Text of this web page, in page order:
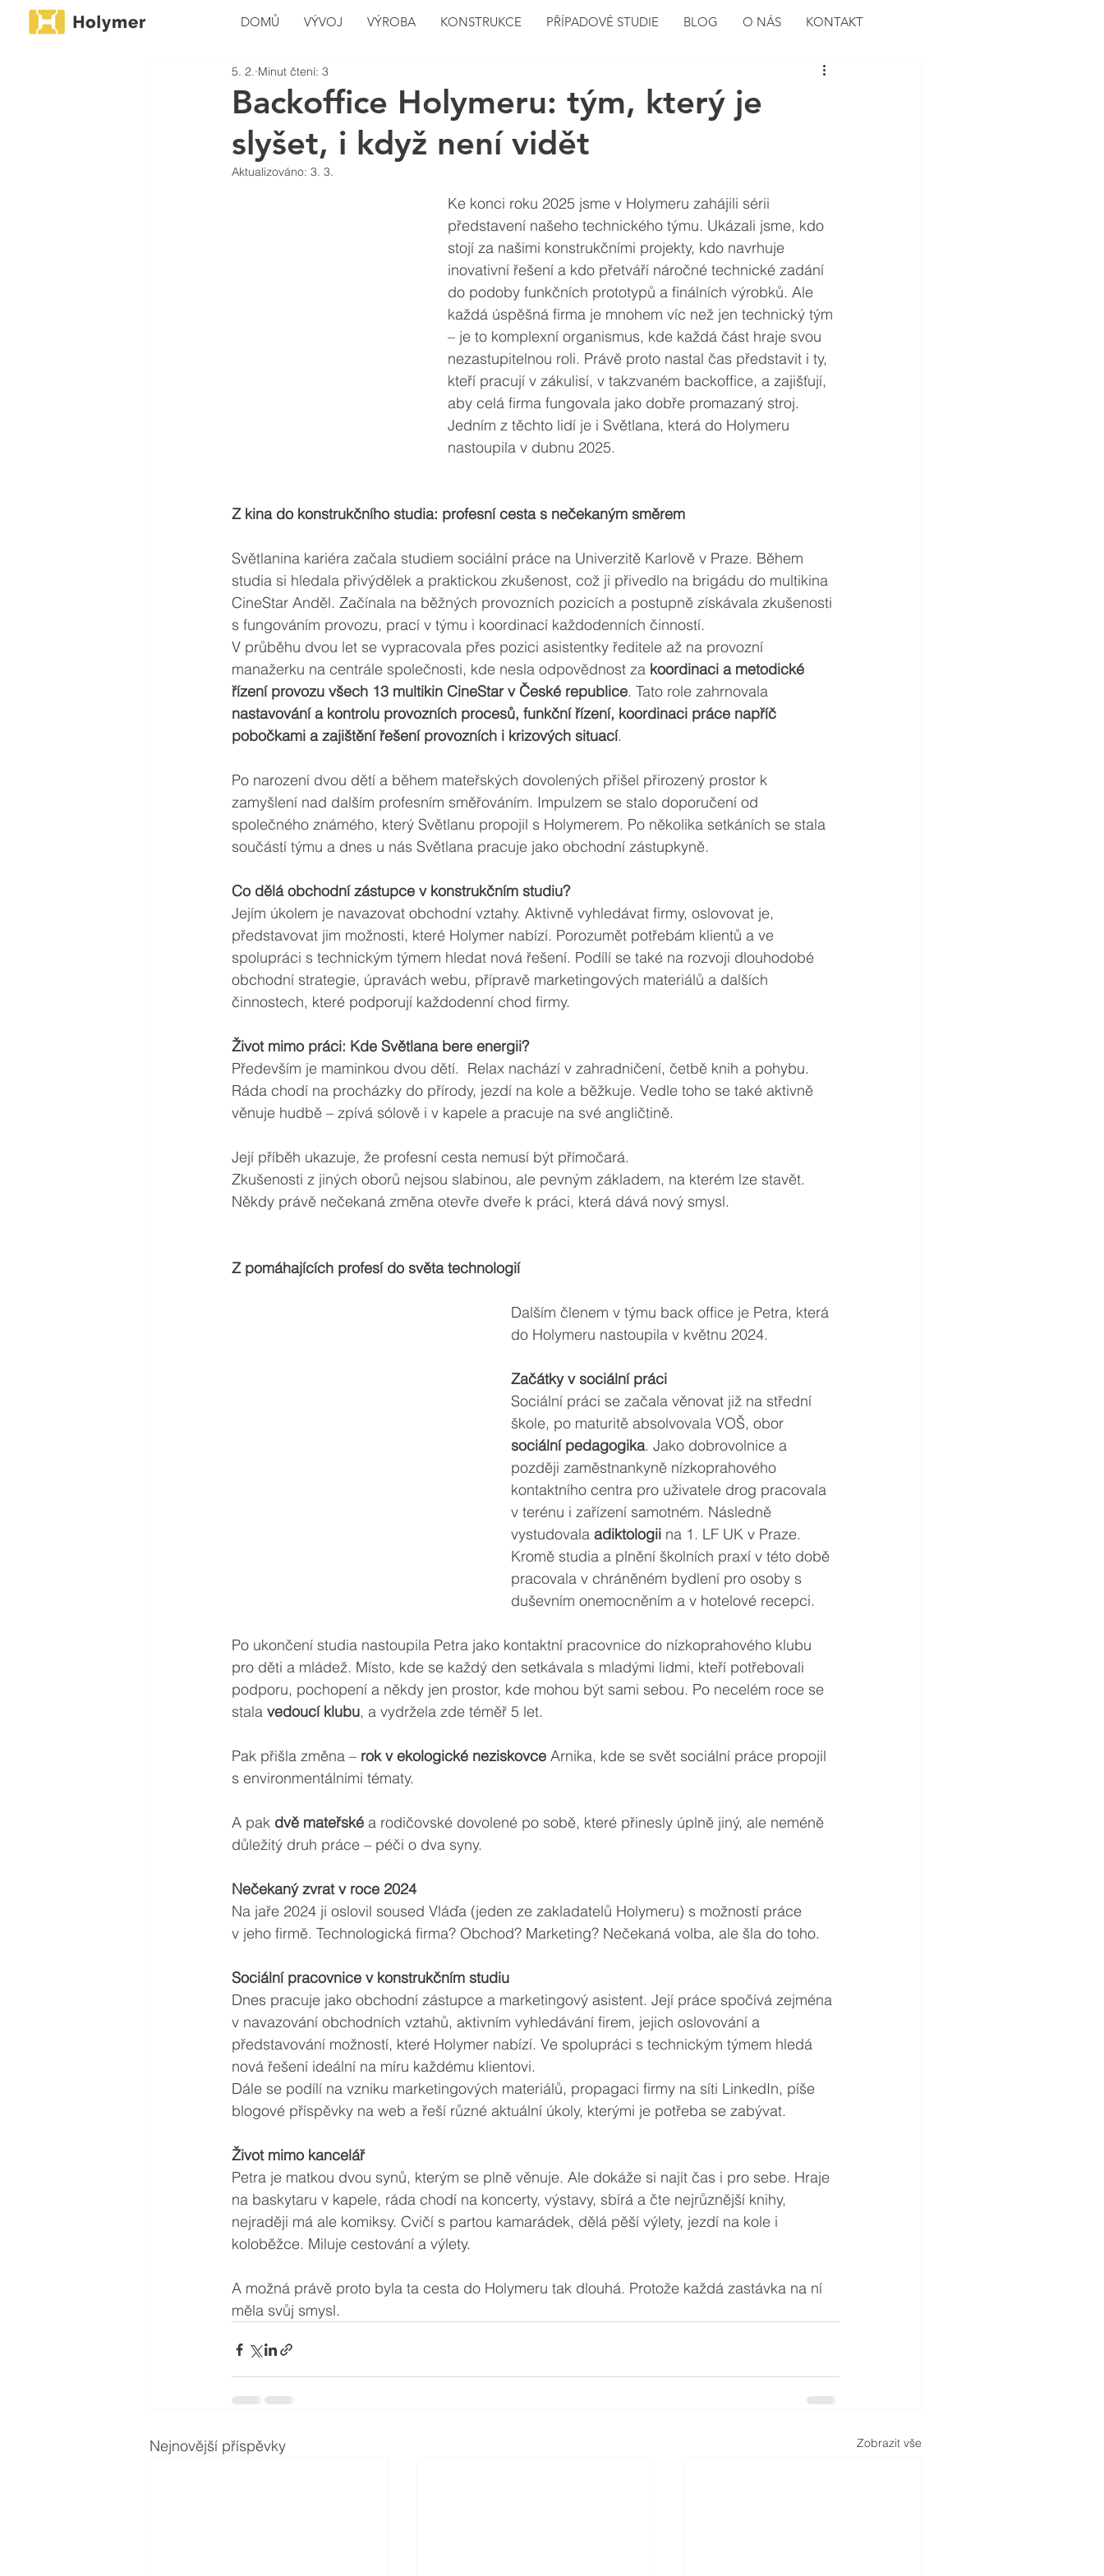
DOMŮ VÝVOJ VÝROBA KONSTRUKCE PŘÍPADOVÉ STUDIE BLOG O NÁS KONTAKT
Backoffice Holymeru: tým, který je
slyšet, i když není vidět
5. 2. Minut čtení: 3
Aktualizováno: 3. 3.
Ke konci roku 2025 jsme v Holymeru zahájili sérii
představení našeho technického týmu. Ukázali jsme, kdo
stojí za našimi konstrukčními projekty, kdo navrhuje
inovativní řešení a kdo přetváří náročné technické zadání
do podoby funkčních prototypů a finálních výrobků. Ale
každá úspěšná firma je mnohem víc než jen technický tým
– je to komplexní organismus, kde každá část hraje svou
nezastupitelnou roli. Právě proto nastal čas představit i ty,
kteří pracují v zákulisí, v takzvaném backoffice, a zajišťují,
aby celá firma fungovala jako dobře promazaný stroj.
Jedním z těchto lidí je i Světlana, která do Holymeru
nastoupila v dubnu 2025.
Z kina do konstrukčního studia: profesní cesta s nečekaným směrem
Světlanina kariéra začala studiem sociální práce na Univerzitě Karlově v Praze. Během
studia si hledala přivýdělek a praktickou zkušenost, což ji přivedlo na brigádu do multikina
CineStar Anděl. Začínala na běžných provozních pozicích a postupně získávala zkušenosti
s fungováním provozu, prací v týmu i koordinací každodenních činností.
V průběhu dvou let se vypracovala přes pozici asistentky ředitele až na provozní
manažerku na centrále společnosti, kde nesla odpovědnost za koordinaci a metodické
řízení provozu všech 13 multikin CineStar v České republice. Tato role zahrnovala
nastavování a kontrolu provozních procesů, funkční řízení, koordinaci práce napříč
pobočkami a zajištění řešení provozních i krizových situací.
Po narození dvou dětí a během mateřských dovolených přišel přirozený prostor k
zamyšlení nad dalším profesním směřováním. Impulzem se stalo doporučení od
společného známého, který Světlanu propojil s Holymerem. Po několika setkáních se stala
součástí týmu a dnes u nás Světlana pracuje jako obchodní zástupkyně.
Co dělá obchodní zástupce v konstrukčním studiu?
Jejím úkolem je navazovat obchodní vztahy. Aktivně vyhledávat firmy, oslovovat je,
představovat jim možnosti, které Holymer nabízí. Porozumět potřebám klientů a ve
spolupráci s technickým týmem hledat nová řešení. Podílí se také na rozvoji dlouhodobé
obchodní strategie, úpravách webu, přípravě marketingových materiálů a dalších
činnostech, které podporují každodenní chod firmy.
Život mimo práci: Kde Světlana bere energii?
Především je maminkou dvou dětí.  Relax nachází v zahradničení, četbě knih a pohybu.
Ráda chodí na procházky do přírody, jezdí na kole a běžkuje. Vedle toho se také aktivně
věnuje hudbě – zpívá sólově i v kapele a pracuje na své angličtině.
Její příběh ukazuje, že profesní cesta nemusí být přímočará.
Zkušenosti z jiných oborů nejsou slabinou, ale pevným základem, na kterém lze stavět.
Někdy právě nečekaná změna otevře dveře k práci, která dává nový smysl.
Z pomáhajících profesí do světa technologií
Dalším členem v týmu back office je Petra, která
do Holymeru nastoupila v květnu 2024.
Začátky v sociální práci
Sociální práci se začala věnovat již na střední
škole, po maturitě absolvovala VOŠ, obor
sociální pedagogika. Jako dobrovolnice a
později zaměstnankyně nízkoprahového
kontaktního centra pro uživatele drog pracovala
v terénu i zařízení samotném. Následně
vystudovala adiktologii na 1. LF UK v Praze.
Kromě studia a plnění školních praxí v této době
pracovala v chráněném bydlení pro osoby s
duševním onemocněním a v hotelové recepci.
Po ukončení studia nastoupila Petra jako kontaktní pracovnice do nízkoprahového klubu
pro děti a mládež. Místo, kde se každý den setkávala s mladými lidmi, kteří potřebovali
podporu, pochopení a někdy jen prostor, kde mohou být sami sebou. Po necelém roce se
stala vedoucí klubu, a vydržela zde téměř 5 let.
Pak přišla změna – rok v ekologické neziskovce Arnika, kde se svět sociální práce propojil
s environmentálními tématy.
A pak dvě mateřské a rodičovské dovolené po sobě, které přinesly úplně jiný, ale neméně
důležitý druh práce – péči o dva syny.
Nečekaný zvrat v roce 2024
Na jaře 2024 ji oslovil soused Vláďa (jeden ze zakladatelů Holymeru) s možností práce
v jeho firmě. Technologická firma? Obchod? Marketing? Nečekaná volba, ale šla do toho.
Sociální pracovnice v konstrukčním studiu
Dnes pracuje jako obchodní zástupce a marketingový asistent. Její práce spočívá zejména
v navazování obchodních vztahů, aktivním vyhledávání firem, jejich oslovování a
představování možností, které Holymer nabízí. Ve spolupráci s technickým týmem hledá
nová řešení ideální na míru každému klientovi.
Dále se podílí na vzniku marketingových materiálů, propagaci firmy na síti LinkedIn, píše
blogové příspěvky na web a řeší různé aktuální úkoly, kterými je potřeba se zabývat.
Život mimo kancelář
Petra je matkou dvou synů, kterým se plně věnuje. Ale dokáže si najít čas i pro sebe. Hraje
na baskytaru v kapele, ráda chodí na koncerty, výstavy, sbírá a čte nejrůznější knihy,
nejraději má ale komiksy. Cvičí s partou kamarádek, dělá pěší výlety, jezdí na kole i
koloběžce. Miluje cestování a výlety.
A možná právě proto byla ta cesta do Holymeru tak dlouhá. Protože každá zastávka na ní
měla svůj smysl.
Nejnovější příspěvky Zobrazit vše